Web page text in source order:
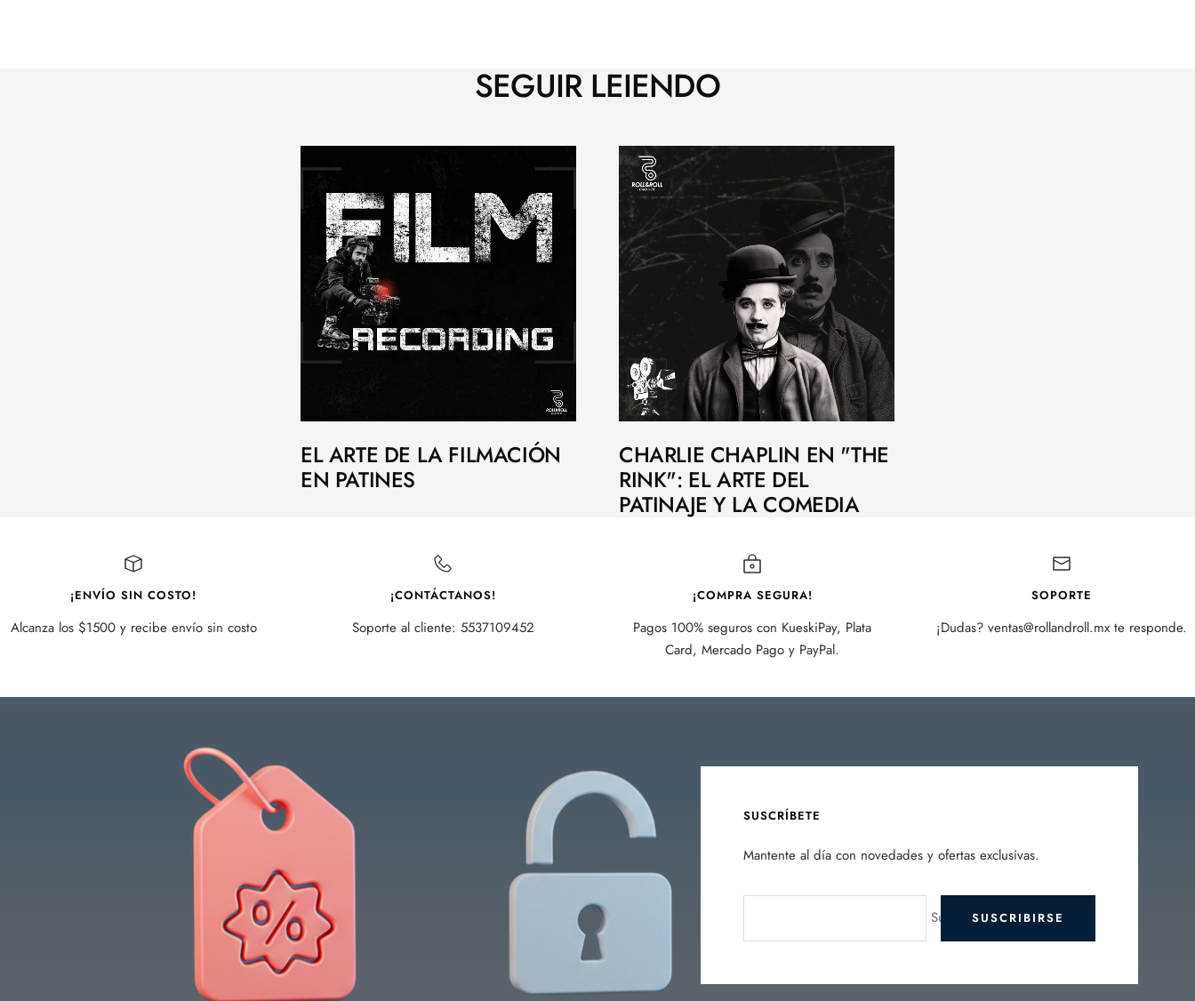
SEGUIR LEIENDO
EL ARTE DE LA FILMACIÓN
EN PATINES
CHARLIE CHAPLIN EN "THE
RINK": EL ARTE DEL
PATINAJE Y LA COMEDIA
¡ENVÍO SIN COSTO!
Alcanza los $1500 y recibe envío sin costo
¡CONTÁCTANOS!
Soporte al cliente: 5537109452
¡COMPRA SEGURA!
Pagos 100% seguros con KueskiPay, Plata
Card, Mercado Pago y PayPal.
SOPORTE
¡Dudas? ventas@rollandroll.mx te responde.
SUSCRÍBETE
Mantente al día con novedades y ofertas exclusivas.
Su e-mailSUSCRIBIRSE